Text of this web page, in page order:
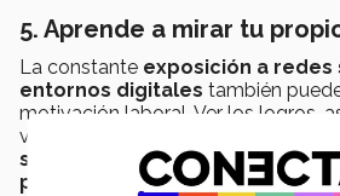
5. Aprende a mirar tu
La constante exposición a redes
entornos digitales también
motivación laboral. Ver los logros,
vida de otras personas puede
sensación de no avanzar lo
profesionalmente.